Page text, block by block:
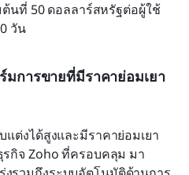
ต้นที่ 50 ดอลลาร์สหรัฐต่อผู้ใช้
วัน
มการขายที่มีราคาย่อมเยา
ต่งได้สูงและมีราคาย่อมเยา
กิจ Zoho ที่ครอบคลุม มา